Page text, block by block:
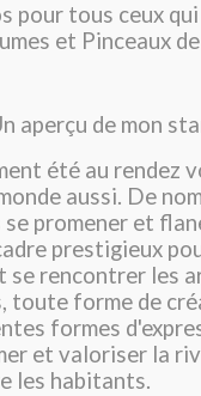
pour tous ceux
et Pinceaux
aperçu de mon
été au rendez
aussi. De
promener et
prestigieux
rencontrer les
toute forme de
formes
et valoriser la
les habitants.